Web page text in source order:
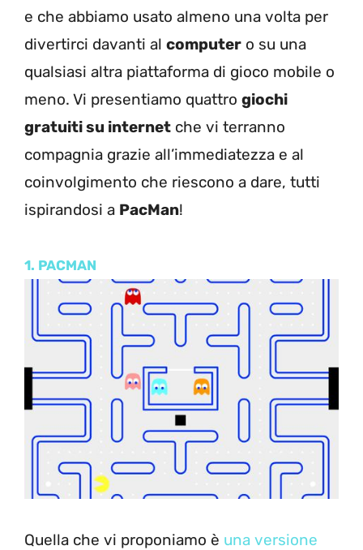
e che abbiamo usato almeno una volta per
divertirci davanti al computer o su una
qualsiasi altra piattaforma di gioco mobile o
meno. Vi presentiamo quattro giochi
gratuiti su internet che vi terranno
compagnia grazie all’immediatezza e al
coinvolgimento che riescono a dare, tutti
ispirandosi a PacMan!
1. PACMAN
Quella che vi proponiamo è una versione